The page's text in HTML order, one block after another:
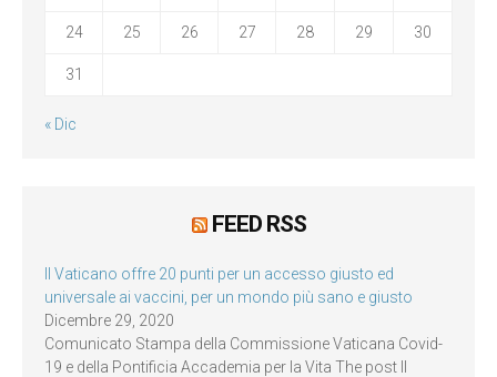
24 25 26 27 28 29 30
31
« Dic
FEED RSS
Il Vaticano offre 20 punti per un accesso giusto ed
universale ai vaccini, per un mondo più sano e giusto
Dicembre 29, 2020
Comunicato Stampa della Commissione Vaticana Covid-
19 e della Pontificia Accademia per la Vita The post Il